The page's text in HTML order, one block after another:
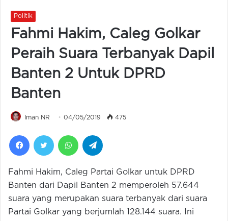
Politik
Fahmi Hakim, Caleg Golkar
Peraih Suara Terbanyak Dapil
Banten 2 Untuk DPRD
Banten
Iman NR 04/05/2019 475
FacebookTwitter WhatsApp
Fahmi Hakim, Caleg Partai Golkar untuk DPRD
Banten dari Dapil Banten 2 memperoleh 57.644
suara yang merupakan suara terbanyak dari suara
Partai Golkar yang berjumlah 128.144 suara. Ini